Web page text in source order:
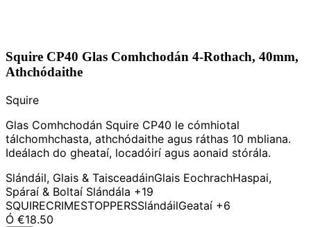
Squire CP40 Glas Comhchodán 4-Rothach, 40mm,
Athchódaithe
Squire
Glas Comhchodán Squire CP40 le cómhiotal
tálchomhchasta, athchódaithe agus ráthas 10 mbliana.
Ideálach do gheataí, locadóirí agus aonaid stórála.
Slándáil, Glais & TaisceadáinGlais EochrachHaspai,
Spáraí & Boltaí Slándála +19
SQUIRECRIMESTOPPERSSlándáilGeataí +6
Ó €18.50